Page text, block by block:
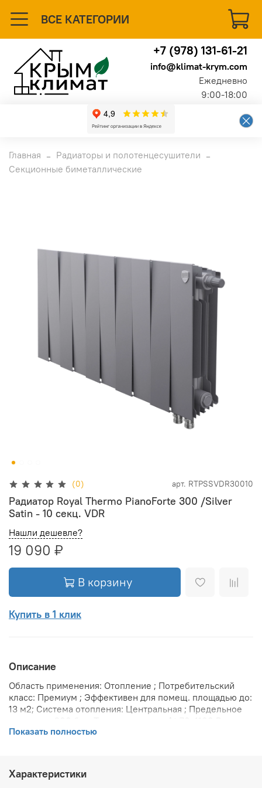
ВСЕ КАТЕГОРИИ
+7 (978) 131-61-21
info@klimat-krym.com
Ежедневно
9:00-18:00
Главная
Радиаторы и полотенцесушители
Секционные биметаллические
(0) арт. RTPSSVDR30010
Радиатор Royal Thermo PianoForte 300 /Silver
Satin - 10 секц. VDR
Нашли дешевле?
19 090 ₽
В корзину
Купить в 1 клик
Описание
Область применения: Отопление ; Потребительский
класс: Премиум ; Эффективен для помещ. площадью до:
13 м2; Система отопления: Центральная ; Предельное
Теплоотдача при Δt 60: 1160 Вт; Теплоотдача при Δt 50:
теплоносителя: 110 °С; Межосевое расстояние: 300 мм;
Давление опрессовки: 45 бар; Объем воды в радиаторе:
Показать полностью
Характеристики